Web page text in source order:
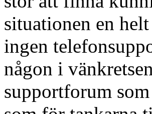
situationen en
ingen
någon i
supportforum